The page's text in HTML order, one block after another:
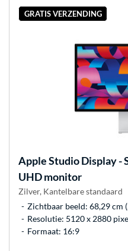
GRATIS VERZENDING
AppleStudio Display -
UHD monitor
Zilver, Kantelbare standaard
Zichtbaar beeld: 68,29 cm
Resolutie: 5120 x 2880
Formaat: 16:9